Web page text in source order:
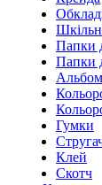
Папки
Папки
Гумки
Клей
Скотч